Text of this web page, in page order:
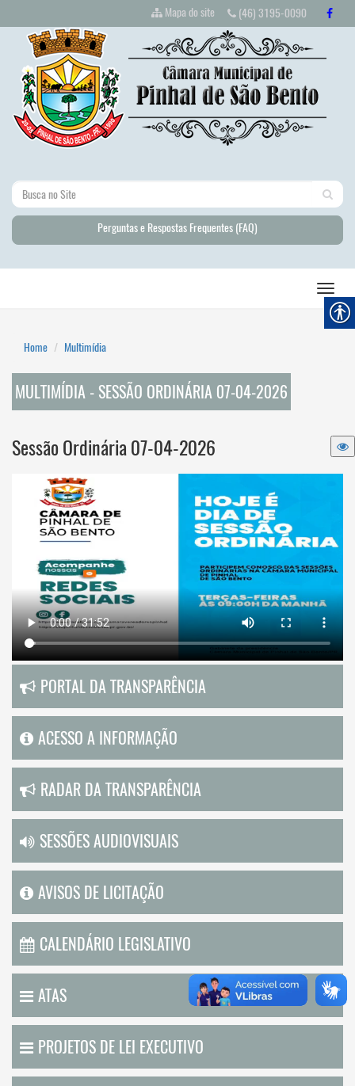
Mapa do site (46) 3195-0090
Perguntas e Respostas Frequentes (FAQ)
Home Multimídia
MULTIMÍDIA - SESSÃO ORDINÁRIA 07-04-2026
Sessão Ordinária 07-04-2026
PORTAL DA TRANSPARÊNCIA
ACESSO A INFORMAÇÃO
RADAR DA TRANSPARÊNCIA
SESSÕES AUDIOVISUAIS
AVISOS DE LICITAÇÃO
CALENDÁRIO LEGISLATIVO
ATAS
PROJETOS DE LEI EXECUTIVO